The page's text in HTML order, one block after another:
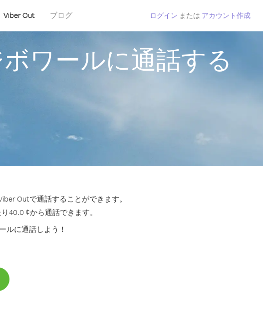
Viber Out ブログ ログイン または アカウント作成
ワールに通話する
Outで通話することができます。
40.0 ¢から通話できます。
ルに通話しよう！